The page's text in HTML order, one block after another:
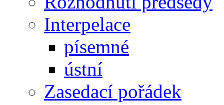
Interpelace
písemné
ústní
Zasedací pořádek